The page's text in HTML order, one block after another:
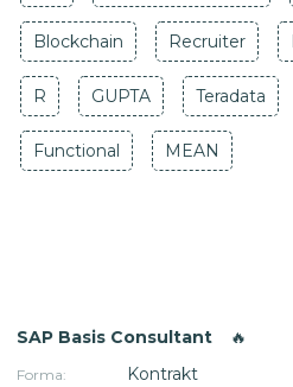
Blockchain Recruiter
R GUPTA Teradata
Functional MEAN
SAP Basis Consultant 🔥
Forma: Kontrakt